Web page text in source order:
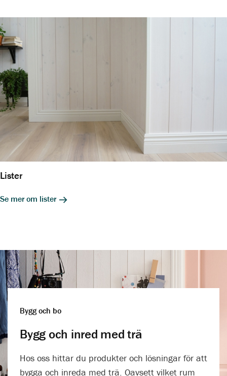
Lister
Se mer om lister
Bygg och bo
Bygg och inred med trä
Hos oss hittar du produkter och lösningar för att
bygga och inreda med trä. Oavsett vilket rum